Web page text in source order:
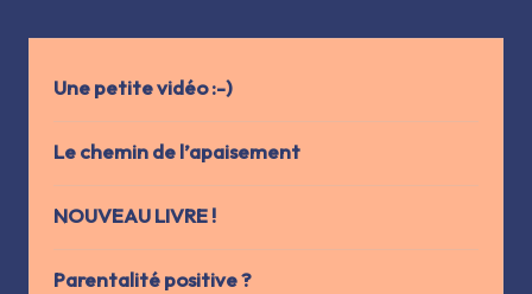
publications
Une petite vidéo :-)
Le chemin de l’apaisement
NOUVEAU LIVRE !
Parentalité positive ?